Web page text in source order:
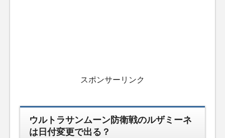
スポンサーリンク
ウルトラサンムーン防衛戦のルザミーネ
は日付変更で出る？